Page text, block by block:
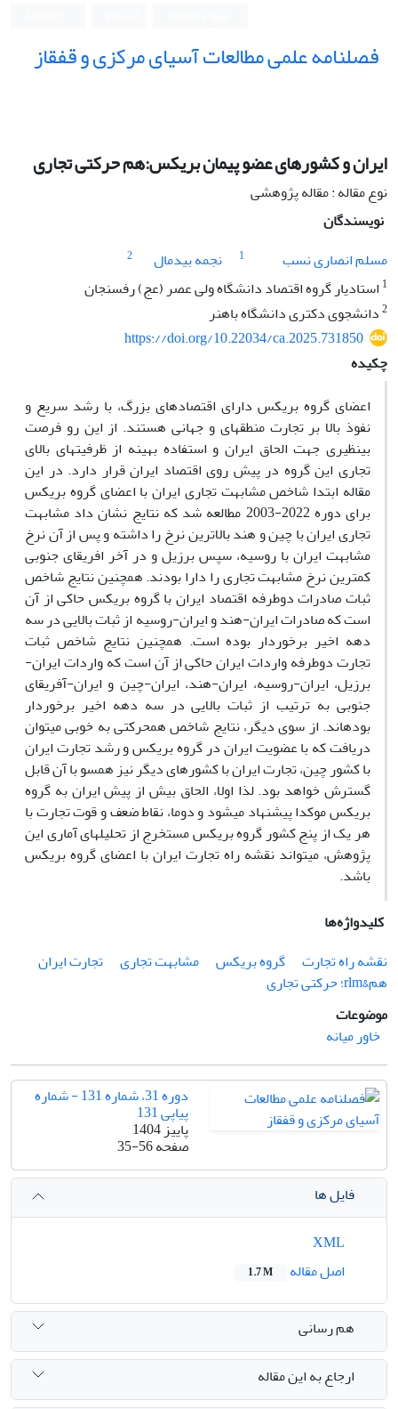
فصلنامه علمی مطالعات آسیای مرکزی و قفقاز
ایران و کشورهای عضو پیمان بریکس:هم حرکتی تجاری
نوع مقاله : مقاله پژوهشی
نویسندگان
مسلم انصاری نسب
1 نجمه بیدمال
2
1 استادیار گروه اقتصاد دانشگاه ولی عصر (عج) رفسنجان
2دانشجوی دکتری دانشگاه باهنر
https://doi.org/10.22034/ca.2025.731850
چکیده
اعضای گروه بریکس دارای اقتصادهای بزرگ، با رشد سریع و
نفوذ بالا بر تجارت منطقه‏ای و جهانی هستند. از این رو فرصت
بی‏نظیری جهت الحاق ایران و استفاده بهینه از ظرفیت‏های بالای
تجاری این گروه در پیش روی اقتصاد ایران قرار دارد. در این
مقاله ابتدا شاخص مشابهت تجاری ایران با اعضای گروه بریکس
برای دوره 2022-2003 مطالعه شد که نتایج نشان داد مشابهت
تجاری ایران با چین و هند بالاترین نرخ را داشته و پس از آن نرخ
مشابهت ایران با روسیه، سپس برزیل و در آخر افریقای جنوبی
کمترین نرخ مشابهت تجاری را دارا بودند. همچنین نتایج شاخص
ثبات صادرات دوطرفه اقتصاد ایران با گروه بریکس حاکی از آن
است که صادرات ایران-هند و ایران-روسیه از ثبات بالایی در سه
دهه اخیر برخوردار بوده است. همچنین نتایج شاخص ثبات
تجارت دوطرفه واردات ایران حاکی از آن است که واردات ایران-
برزیل، ایران-روسیه، ایران-هند، ایران-چین و ایران-آفریقای
جنوبی به ترتیب از ثبات بالایی در سه دهه اخیر برخوردار
بوده‏اند. از سوی دیگر، نتایج شاخص هم‏حرکتی به خوبی می‏توان
دریافت که با عضویت ایران در گروه بریکس و رشد تجارت ایران
با کشور چین، تجارت ایران با کشورهای دیگر نیز همسو با آن قابل
گسترش خواهد بود. لذا اولا، الحاق بیش از پیش ایران به گروه
بریکس موکدا پیشنهاد می‏شود و دوما، نقاط ضعف و قوت تجارت با
هر یک از پنج کشور گروه بریکس مستخرج از تحلیل‏های آماری این
پژوهش، می‏تواند نقشه راه تجارت ایران با اعضای گروه بریکس
باشد.
کلیدواژه‌ها
نقشه راه تجارت
گروه بریکس مشابهت تجاری
تجارت ایران
هم&‌rlm؛ حرکتی تجاری
موضوعات
خاور میانه
دوره 31، شماره 131 - شماره
پیاپی 131
پاییز 1404
صفحه35-56
فایل ها
اصل مقاله
1.7 M
هم رسانی
ارجاع به این مقاله